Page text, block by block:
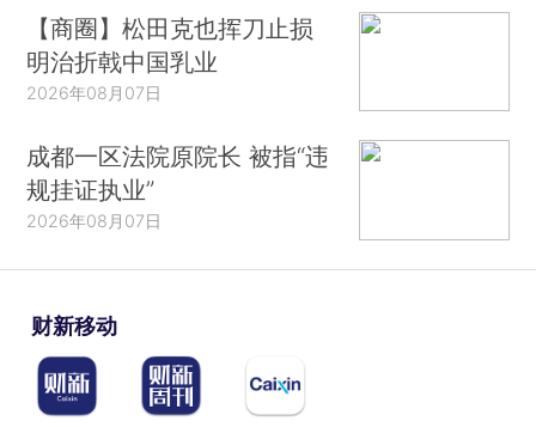
【商圈】松田克也挥刀止损
明治折戟中国乳业
2026年08月07日
成都一区法院原院长 被指“违
规挂证执业”
2026年08月07日
财新移动